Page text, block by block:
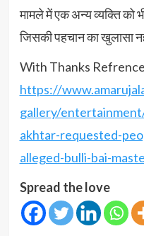
मामले में एक अन्य व्यक्ति को
जिसकी पहचान का खुलासा
With Thanks
https://
gallery/
akhtar-requested-
alleged-bulli-bai-
Spread the love